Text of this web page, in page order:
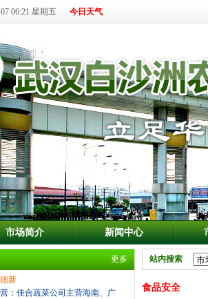
06:21 星期五 今日天气
市场简介 新闻中心
更多
新
：佳合蔬菜公司主营海南、广
站内搜索
食品安全